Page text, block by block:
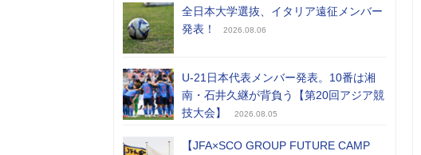
全日本大学選抜、イタリア遠征メンバー
発表！
2026.08.06
U-21日本代表メンバー発表。10番は湘
南・石井久継が背負う【第20回アジア競
技大会】
2026.08.05
【JFA×SCO GROUP FUTURE CAMP